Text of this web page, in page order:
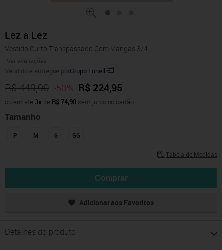
Lez a Lez
Vestido Curto Transpassado Com Mangas 3/4
Ver avaliações
Vendido e entregue porGrupo Lunelli
R$ 449,90 -50% R$ 224,95
ou em até 3x de R$ 74,98 sem juros no cartão
Tamanho
P M G GG
Tabela de Medidas
Comprar
Adicionar aos Favoritos
Detalhes do produto